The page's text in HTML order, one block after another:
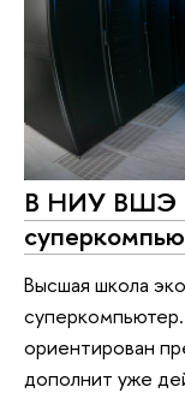
В НИУ ВШЭ
Высшая школа
ориентирован
дополнит уже